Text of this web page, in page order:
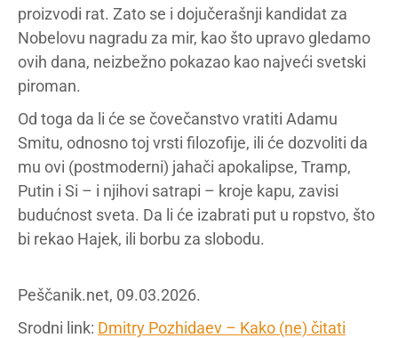
proizvodi rat. Zato se i dojučerašnji kandidat za
Nobelovu nagradu za mir, kao što upravo gledamo
ovih dana, neizbežno pokazao kao najveći svetski
piroman.
Od toga da li će se čovečanstvo vratiti Adamu
Smitu, odnosno toj vrsti filozofije, ili će dozvoliti da
mu ovi (postmoderni) jahači apokalipse, Tramp,
Putin i Si – i njihovi satrapi – kroje kapu, zavisi
budućnost sveta. Da li će izabrati put u ropstvo, što
bi rekao Hajek, ili borbu za slobodu.
Peščanik.net, 09.03.2026.
Srodni link: Dmitry Pozhidaev – Kako (ne) čitati